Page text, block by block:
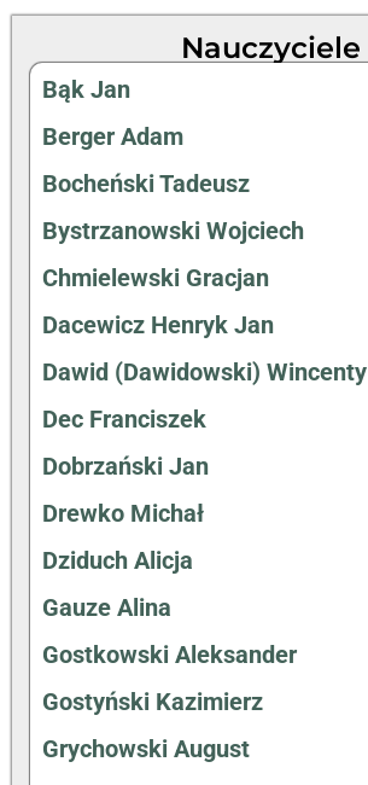
Nauczyciele
Bąk Jan
Berger Adam
Bocheński Tadeusz
Bystrzanowski Wojciech
Chmielewski Gracjan
Dacewicz Henryk Jan
Dawid (Dawidowski) Wincenty
Dec Franciszek
Dobrzański Jan
Drewko Michał
Dziduch Alicja
Gauze Alina
Gostkowski Aleksander
Gostyński Kazimierz
Grychowski August